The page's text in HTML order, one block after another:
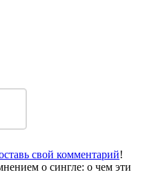
свой комментарий!
о сингле: о чем эти